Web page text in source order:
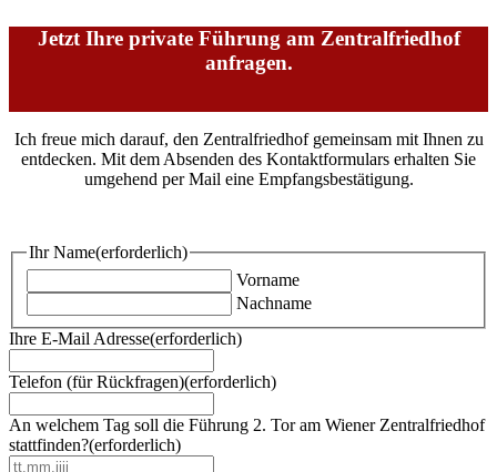
Jetzt Ihre private Führung am Zentralfriedhof
anfragen.
Ich freue mich darauf, den Zentralfriedhof gemeinsam mit Ihnen zu
entdecken. Mit dem Absenden des Kontaktformulars erhalten Sie
umgehend per Mail eine Empfangsbestätigung.
Ihr Name(erforderlich)
Vorname
Nachname
Ihre E-Mail Adresse(erforderlich)
Telefon (für Rückfragen)(erforderlich)
An welchem Tag soll die Führung 2. Tor am Wiener Zentralfriedhof
stattfinden?(erforderlich)